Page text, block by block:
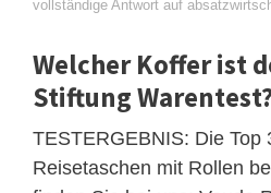
vollständige Antwort auf
Welcher Koffer ist
Stiftung
TESTERGEBNIS: Die Top
Reisetaschen mit Rollen